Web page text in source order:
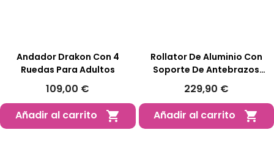
Andador Drakon Con 4
Ruedas Para Adultos
109,00 €
Añadir al carrito

Rollator De Aluminio Con
Soporte De Antebrazos
Saturno
229,90 €
Añadir al carrito
